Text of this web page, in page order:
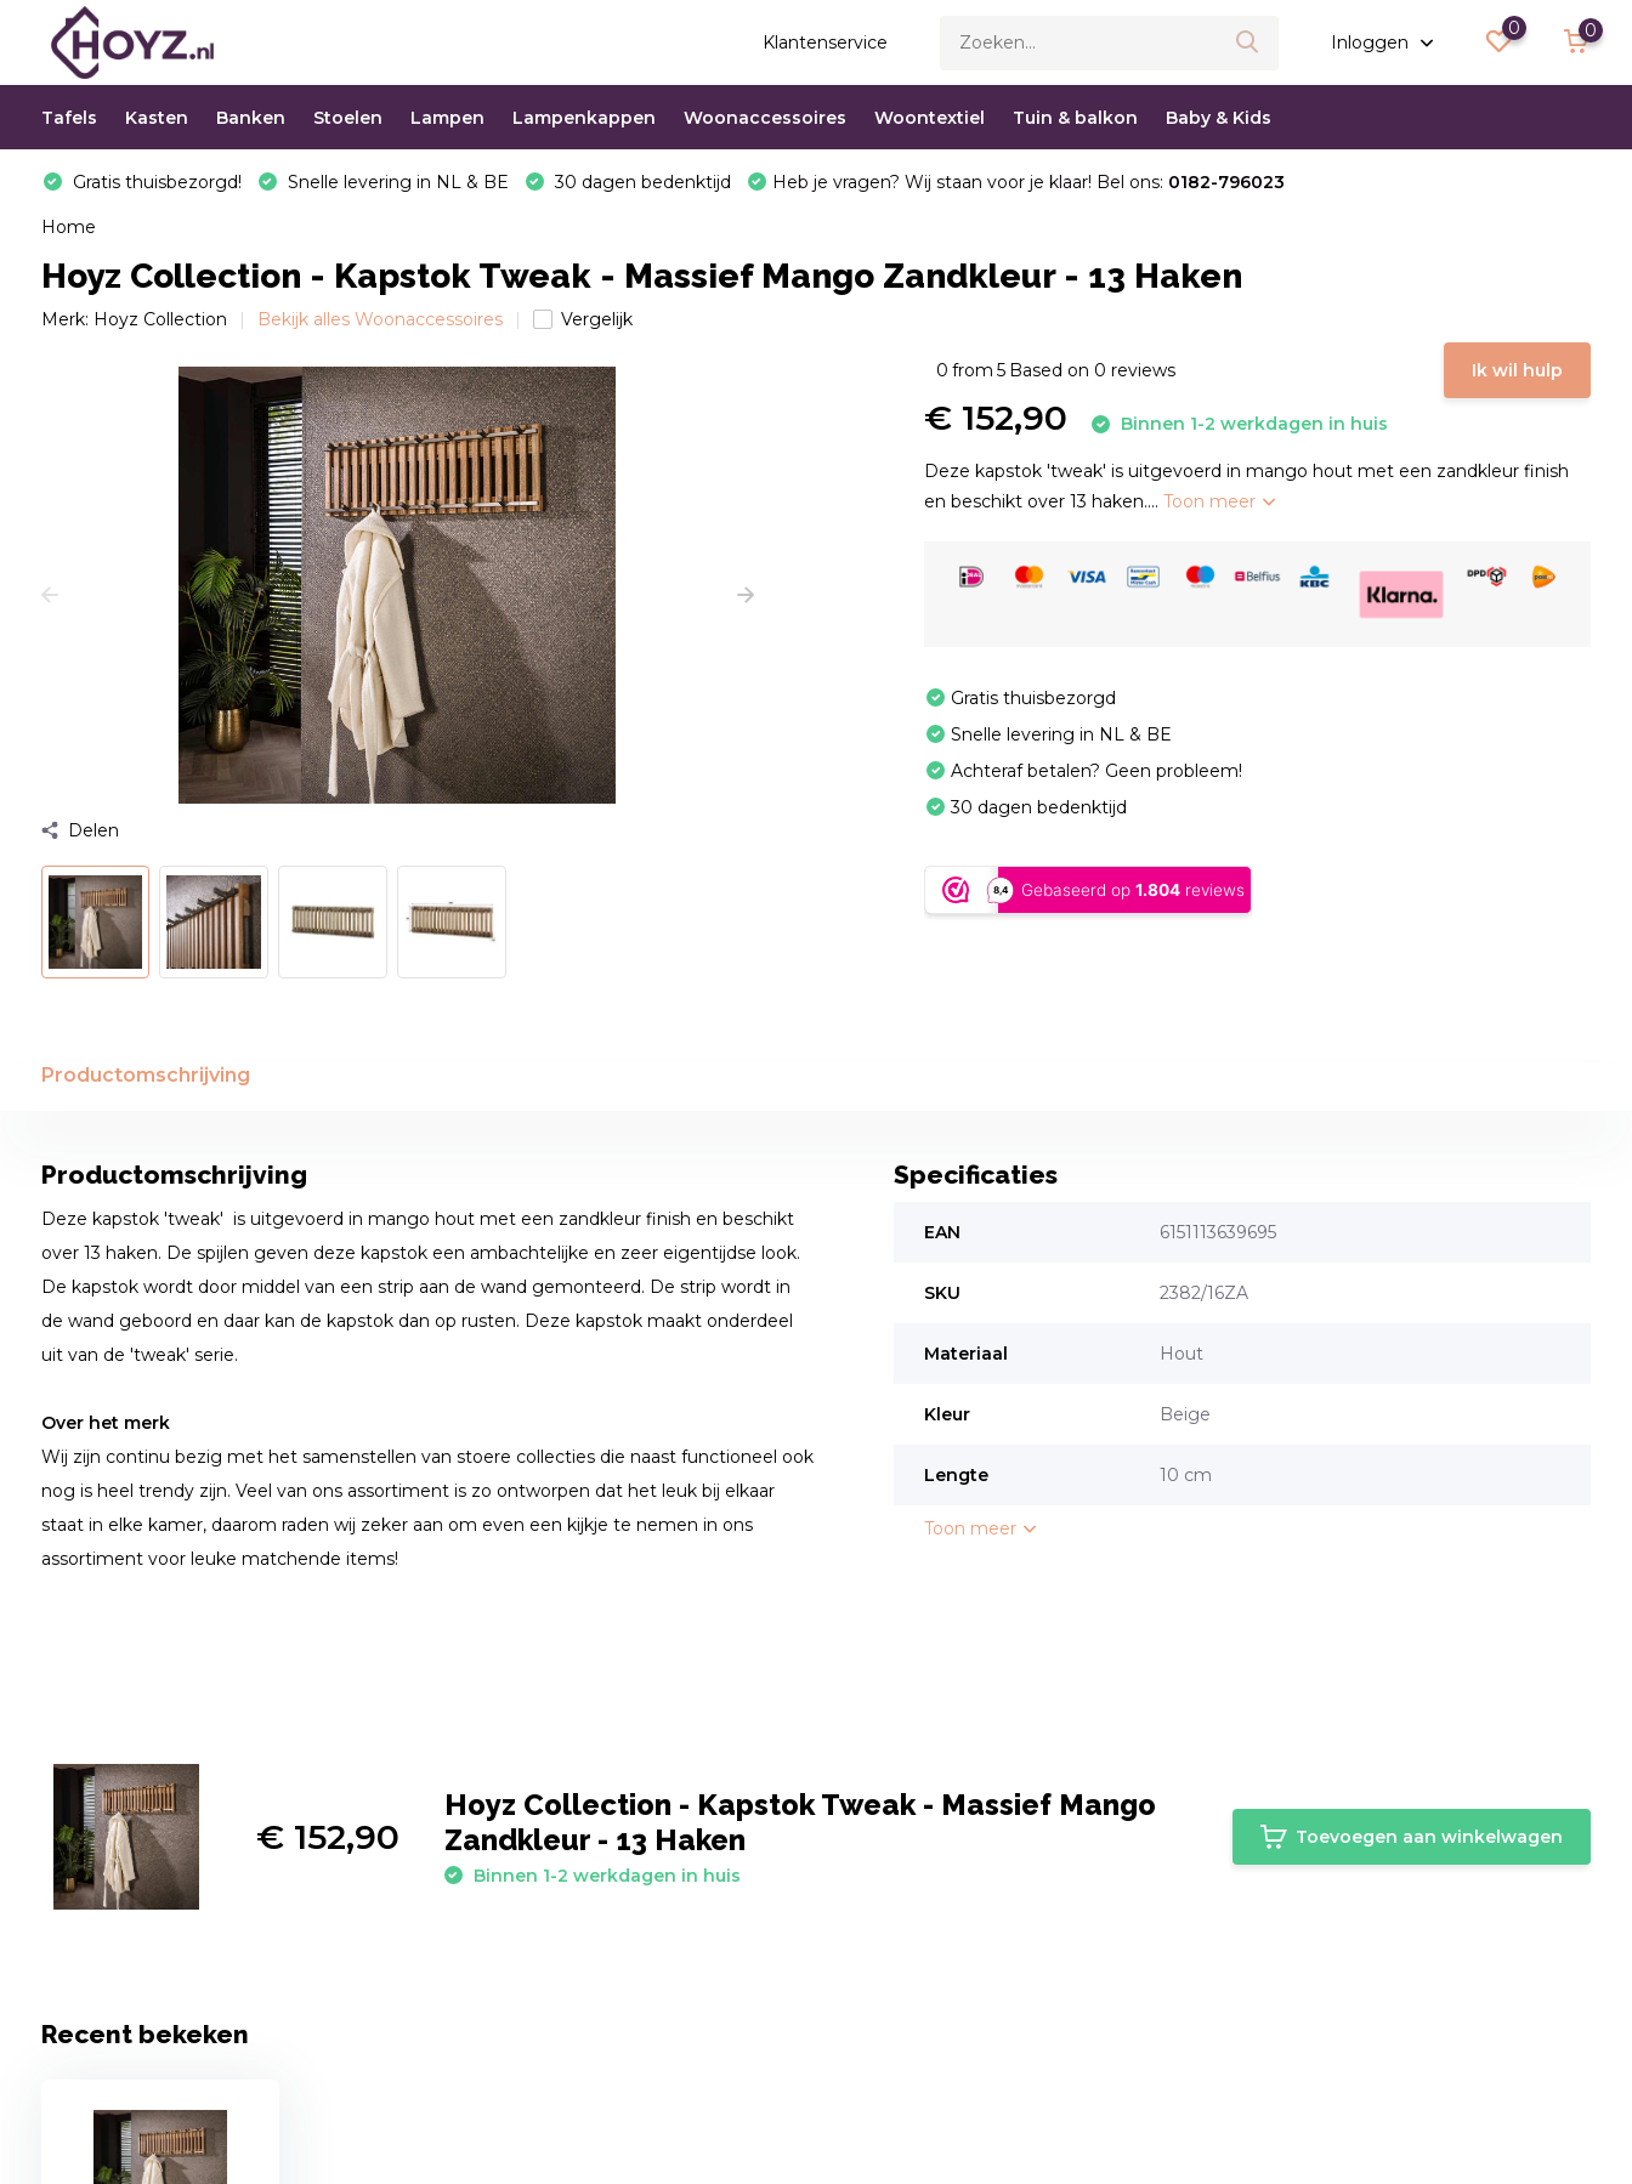
Klantenservice Inloggen
0 0
Tafels Kasten Banken Stoelen Lampen Lampenkappen Woonaccessoires Woontextiel Tuin & balkon Baby & Kids
Gratis thuisbezorgd! Snelle levering in NL & BE 30 dagen bedenktijd Heb je vragen? Wij staan voor je klaar! Bel ons: 0182-796023
Home
Hoyz Collection - Kapstok Tweak - Massief Mango Zandkleur - 13 Haken
Merk: Hoyz Collection Bekijk alles Woonaccessoires Vergelijk
Delen
0 from 5 Based on 0 reviews Ik wil hulp
€ 152,90 Binnen 1-2 werkdagen in huis
Deze kapstok 'tweak' is uitgevoerd in mango hout met een zandkleur finish
en beschikt over 13 haken....Toon meer
Gratis thuisbezorgd
Snelle levering in NL & BE
Achteraf betalen? Geen probleem!
30 dagen bedenktijd
Productomschrijving
Productomschrijving
Deze kapstok 'tweak' is uitgevoerd in mango hout met een zandkleur finish en beschikt
over 13 haken. De spijlen geven deze kapstok een ambachtelijke en zeer eigentijdse look.
De kapstok wordt door middel van een strip aan de wand gemonteerd. De strip wordt in
de wand geboord en daar kan de kapstok dan op rusten. Deze kapstok maakt onderdeel
uit van de 'tweak' serie.
Over het merk
Wij zijn continu bezig met het samenstellen van stoere collecties die naast functioneel ook
nog is heel trendy zijn. Veel van ons assortiment is zo ontworpen dat het leuk bij elkaar
staat in elke kamer, daarom raden wij zeker aan om even een kijkje te nemen in ons
assortiment voor leuke matchende items!
Specificaties
EAN 6151113639695
SKU 2382/16ZA
Materiaal Hout
Kleur Beige
Lengte 10 cm
Toon meer
€ 152,90
Hoyz Collection - Kapstok Tweak - Massief Mango
Zandkleur - 13 Haken
Binnen 1-2 werkdagen in huis
Toevoegen aan winkelwagen
Recent bekeken